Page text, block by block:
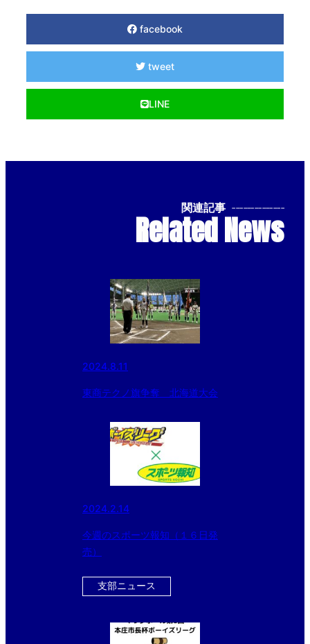
facebook
tweet
LINE
関連記事 --------------
Related News
2024.8.11
東商テクノ旗争奪 北海道大会
2024.2.14
今週のスポーツ報知（１６日発
売）
支部ニュース